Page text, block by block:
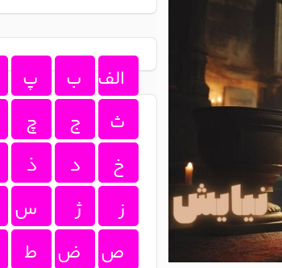
الف ب
پ
ث
ج
چ
خ
د
ذ
ز
ژ
س
ص
ض
ط